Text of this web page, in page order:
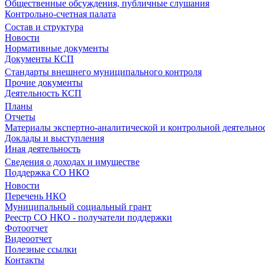
Общественные обсуждения, публичные слушания
Контрольно-счетная палата
Состав и структура
Новости
Нормативные документы
Документы КСП
Стандарты внешнего муниципального контроля
Прочие документы
Деятельность КСП
Планы
Отчеты
Материалы экспертно-аналитической и контрольной
Доклады и выступления
Иная деятельность
Сведения о доходах и имуществе
Поддержка СО НКО
Новости
Перечень НКО
Муниципальный социальный грант
Реестр СО НКО - получатели поддержки
Фотоотчет
Видеоотчет
Полезные ссылки
Контакты